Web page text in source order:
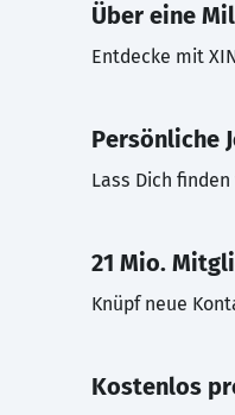
Über eine
Entdecke mit
Persönliche
Lass Dich
21 Mio.
Knüpf neue
Kostenlos